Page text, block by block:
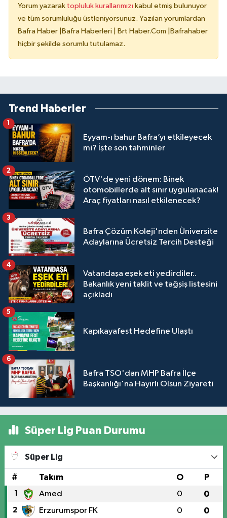
Yorum yazarak topluluk kurallarımızı kabul etmiş bulunuyor
ve tüm sorumluluğu üstleniyorsunuz. Yazılan yorumlardan
Bafra Haber |Bafra Haberleri | Brt Haber.Com |Bafrahaber
hiçbir şekilde sorumlu tutulamaz.
Trend Haberler
Eyyam-ı bahur Bafra’yı etkileyecek
mi? İşte son tahminler
1
ÖTV'de yeni dönem: Binek
otomobillerde alt sınır uygulanacak!
Araç fiyatları nasıl etkilenecek?
2
Bafra Çözüm Koleji'nden Üniversite
Adaylarına Ücretsiz Tercih Desteği
3
Vatandaşa eşek eti yedirdiler..
Bakanlık yeni taklit ve tağşiş listesini
açıkladı
4
Kapıkayafest Hedefine Ulaştı
5
Bafra TSO'dan MHP Bafra İlçe
Başkanlığı'na Hayırlı Olsun Ziyareti
6
Süper Lig Puan Durumu
Süper Lig
# Takım O P
1 Amed 0 0
2 Erzurumspor FK 0 0